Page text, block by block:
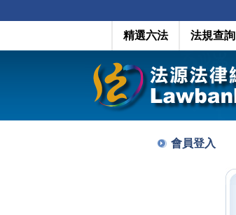
精選六法 法規查詢
會員登入